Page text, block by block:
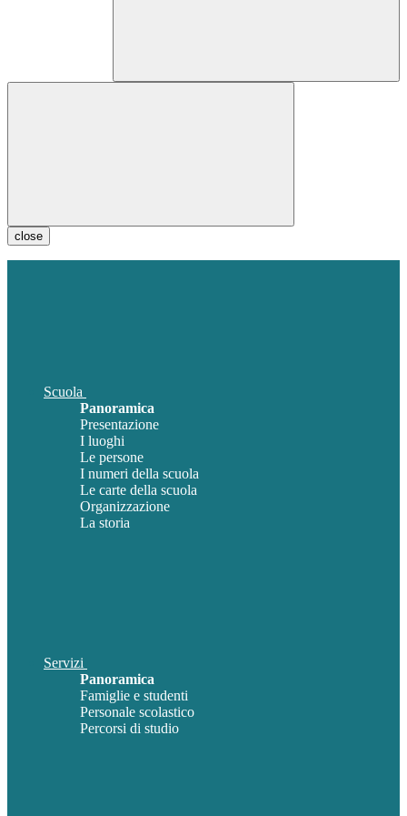
close
Scuola
Panoramica
Presentazione
I luoghi
Le persone
I numeri della scuola
Le carte della scuola
Organizzazione
La storia
Servizi
Panoramica
Famiglie e studenti
Personale scolastico
Percorsi di studio